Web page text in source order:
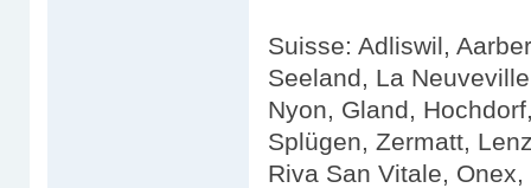
Suisse: Adliswil,
Seeland, La
Nyon, Gland,
Splügen, Zermatt,
Riva San Vitale,